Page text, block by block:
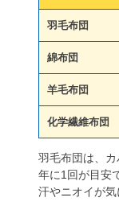
羽毛布団
綿布団
羊毛布団
化学繊維布団
羽毛布団は、
年に1回が目安
汗やニオイが気